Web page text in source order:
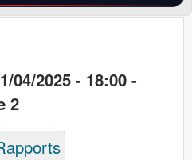
04/2025 - 18:00 -
2